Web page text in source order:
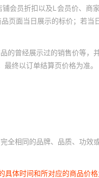
会员折扣以及L会员价、
面当日展示的标价；若当
曾经展示过的销售价等，
终以订单结算页价格为准。
全相同的品牌、品质、功效或
体时间和所对应的商品价格